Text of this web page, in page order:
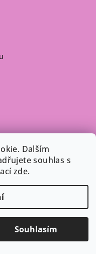
Dalším
souhlas s
zde.
Souhlasím
g
hvězdiček.